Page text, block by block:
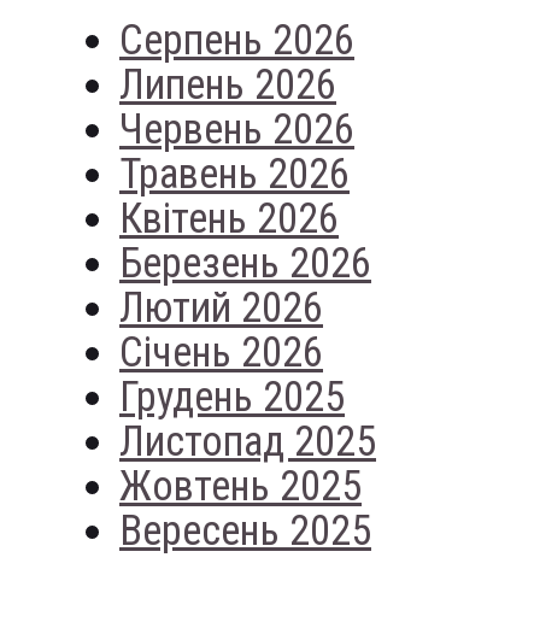
Серпень 2026
Липень 2026
Червень 2026
Травень 2026
Квітень 2026
Березень 2026
Лютий 2026
Січень 2026
Грудень 2025
Листопад 2025
Жовтень 2025
Вересень 2025